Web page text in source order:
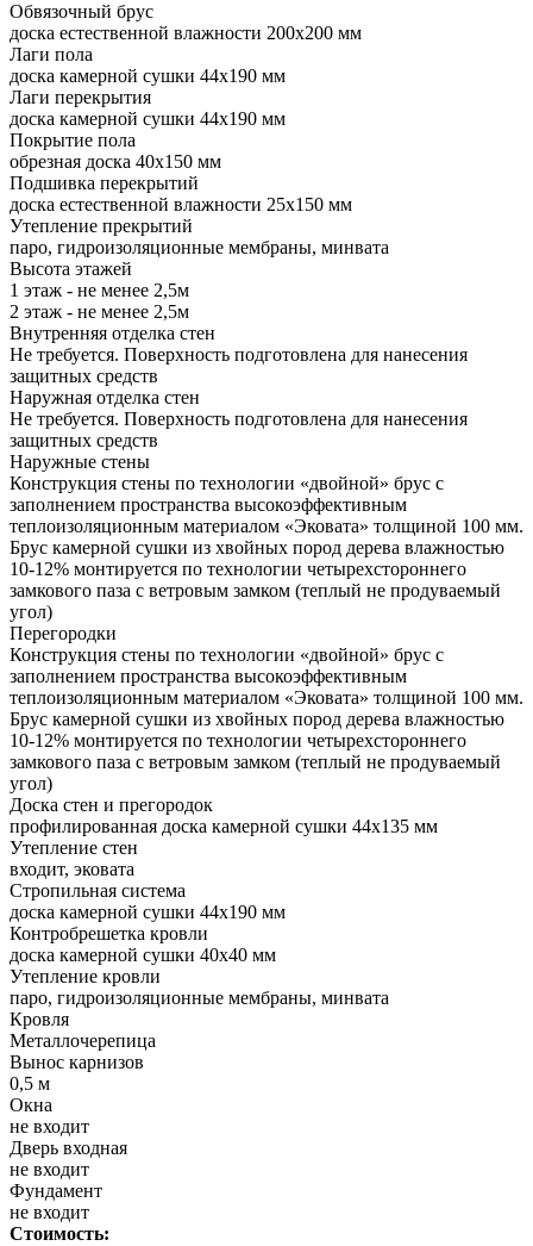
Обвязочный брус
доска естественной влажности 200х200 мм
Лаги пола
доска камерной сушки 44х190 мм
Лаги перекрытия
доска камерной сушки 44х190 мм
Покрытие пола
обрезная доска 40х150 мм
Подшивка перекрытий
доска естественной влажности 25х150 мм
Утепление прекрытий
паро, гидроизоляционные мембраны, минвата
Высота этажей
1 этаж - не менее 2,5м
2 этаж - не менее 2,5м
Внутренняя отделка стен
Не требуется. Поверхность подготовлена для нанесения
защитных средств
Наружная отделка стен
Не требуется. Поверхность подготовлена для нанесения
защитных средств
Наружные стены
Конструкция стены по технологии «двойной» брус с
заполнением пространства высокоэффективным
теплоизоляционным материалом «Эковата» толщиной 100 мм.
Брус камерной сушки из хвойных пород дерева влажностью
10-12% монтируется по технологии четырехстороннего
замкового паза с ветровым замком (теплый не продуваемый
угол)
Перегородки
Конструкция стены по технологии «двойной» брус с
заполнением пространства высокоэффективным
теплоизоляционным материалом «Эковата» толщиной 100 мм.
Брус камерной сушки из хвойных пород дерева влажностью
10-12% монтируется по технологии четырехстороннего
замкового паза с ветровым замком (теплый не продуваемый
угол)
Доска стен и прегородок
профилированная доска камерной сушки 44х135 мм
Утепление стен
входит, эковата
Стропильная система
доска камерной сушки 44х190 мм
Контробрешетка кровли
доска камерной сушки 40х40 мм
Утепление кровли
паро, гидроизоляционные мембраны, минвата
Кровля
Металлочерепица
Вынос карнизов
0,5 м
Окна
не входит
Дверь входная
не входит
Фундамент
не входит
Стоимость: